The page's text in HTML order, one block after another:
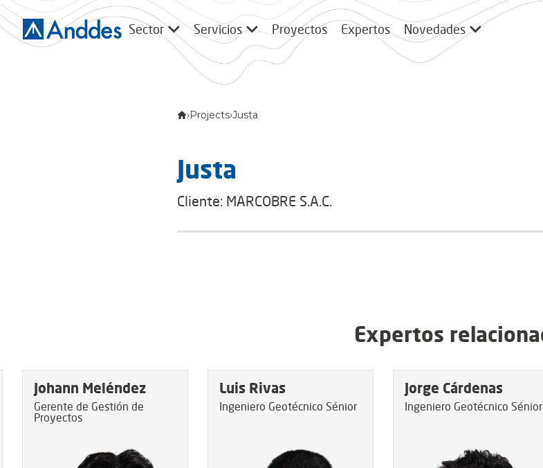
Sector Servicios Proyectos Expertos Novedades
›Projects›Justa
Justa
Cliente: MARCOBRE S.A.C.
Expertos
Johann Meléndez
Gerente de Gestión de
Proyectos
Luis Rivas
Ingeniero Geotécnico Sénior
Jorge Cárdenas
Ingeniero Geotécnico Sénior